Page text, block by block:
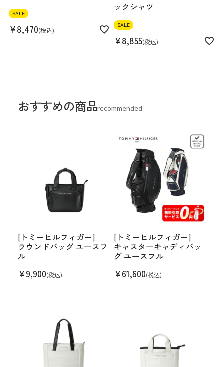
SALE
¥8,470 税込
ックシャツ
SALE
¥8,855 税込
おすすめの商品recommended
[トミーヒルフィガー]
ラウンドバッグ ユースフ
ル
¥9,900(税込)
[トミーヒルフィガー]
キャスターキャディバッ
グ ユースフル
¥61,600(税込)